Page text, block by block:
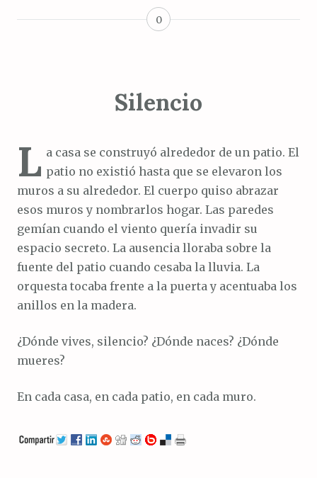
0
Silencio
L a casa se construyó alrededor de un patio. El
patio no existió hasta que se elevaron los
muros a su alrededor. El cuerpo quiso abrazar
esos muros y nombrarlos hogar. Las paredes
gemían cuando el viento quería invadir su
espacio secreto. La ausencia lloraba sobre la
fuente del patio cuando cesaba la lluvia. La
orquesta tocaba frente a la puerta y acentuaba los
anillos en la madera.
¿Dónde vives, silencio? ¿Dónde naces? ¿Dónde
mueres?
En cada casa, en cada patio, en cada muro.